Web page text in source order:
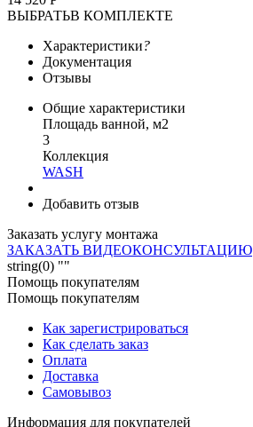
ВЫБРАТЬВ КОМПЛЕКТЕ
Характеристики?
Документация
Отзывы
Общие характеристики
Площадь ванной, м2
3
Коллекция
WASH
Добавить отзыв
Заказать услугу монтажа
ЗАКАЗАТЬ ВИДЕОКОНСУЛЬТАЦИЮ
string(0) ""
Помощь покупателям
Помощь покупателям
Как зарегистрироваться
Как сделать заказ
Оплата
Доставка
Самовывоз
Информация для покупателей